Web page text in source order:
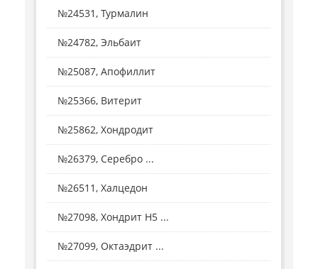
№24531, Турмалин
№24782, Эльбаит
№25087, Апофиллит
№25366, Витерит
№25862, Хондродит
№26379, Серебро ...
№26511, Халцедон
№27098, Хондрит H5 ...
№27099, Октаэдрит ...